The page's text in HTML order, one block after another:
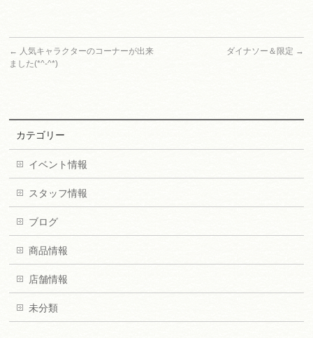
← 人気キャラクターのコーナーが出来
ました(*^-^*)
ダイナソー＆限定 →
カテゴリー
イベント情報
スタッフ情報
ブログ
商品情報
店舗情報
未分類